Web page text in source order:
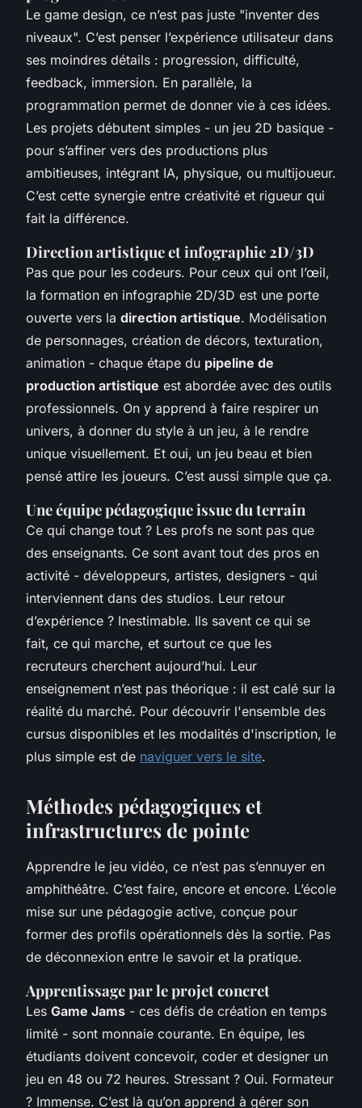
Le game design, ce n’est pas juste "inventer des
niveaux". C’est penser l’expérience utilisateur dans
ses moindres détails : progression, difficulté,
feedback, immersion. En parallèle, la
programmation permet de donner vie à ces idées.
Les projets débutent simples - un jeu 2D basique -
pour s’affiner vers des productions plus
ambitieuses, intégrant IA, physique, ou multijoueur.
C’est cette synergie entre créativité et rigueur qui
fait la différence.
Direction artistique et infographie 2D/3D
Pas que pour les codeurs. Pour ceux qui ont l’œil,
la formation en infographie 2D/3D est une porte
ouverte vers la direction artistique. Modélisation
de personnages, création de décors, texturation,
animation - chaque étape du pipeline de
production artistique est abordée avec des outils
professionnels. On y apprend à faire respirer un
univers, à donner du style à un jeu, à le rendre
unique visuellement. Et oui, un jeu beau et bien
pensé attire les joueurs. C’est aussi simple que ça.
Une équipe pédagogique issue du terrain
Ce qui change tout ? Les profs ne sont pas que
des enseignants. Ce sont avant tout des pros en
activité - développeurs, artistes, designers - qui
interviennent dans des studios. Leur retour
d’expérience ? Inestimable. Ils savent ce qui se
fait, ce qui marche, et surtout ce que les
recruteurs cherchent aujourd’hui. Leur
enseignement n’est pas théorique : il est calé sur la
réalité du marché. Pour découvrir l'ensemble des
cursus disponibles et les modalités d'inscription, le
plus simple est de naviguer vers le site.
Méthodes pédagogiques et
infrastructures de pointe
Apprendre le jeu vidéo, ce n’est pas s’ennuyer en
amphithéâtre. C’est faire, encore et encore. L’école
mise sur une pédagogie active, conçue pour
former des profils opérationnels dès la sortie. Pas
de déconnexion entre le savoir et la pratique.
Apprentissage par le projet concret
Les Game Jams - ces défis de création en temps
limité - sont monnaie courante. En équipe, les
étudiants doivent concevoir, coder et designer un
jeu en 48 ou 72 heures. Stressant ? Oui. Formateur
? Immense. C’est là qu’on apprend à gérer son